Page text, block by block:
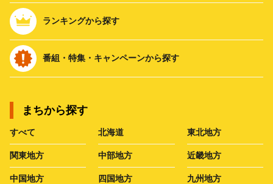
ランキングから探す
番組・特集・キャンペーンから探す
まちから探す
すべて 北海道 東北地方
関東地方 中部地方 近畿地方
中国地方 四国地方 九州地方